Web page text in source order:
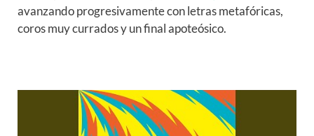
avanzando progresivamente con letras metafóricas,
coros muy currados y un final apoteósico.